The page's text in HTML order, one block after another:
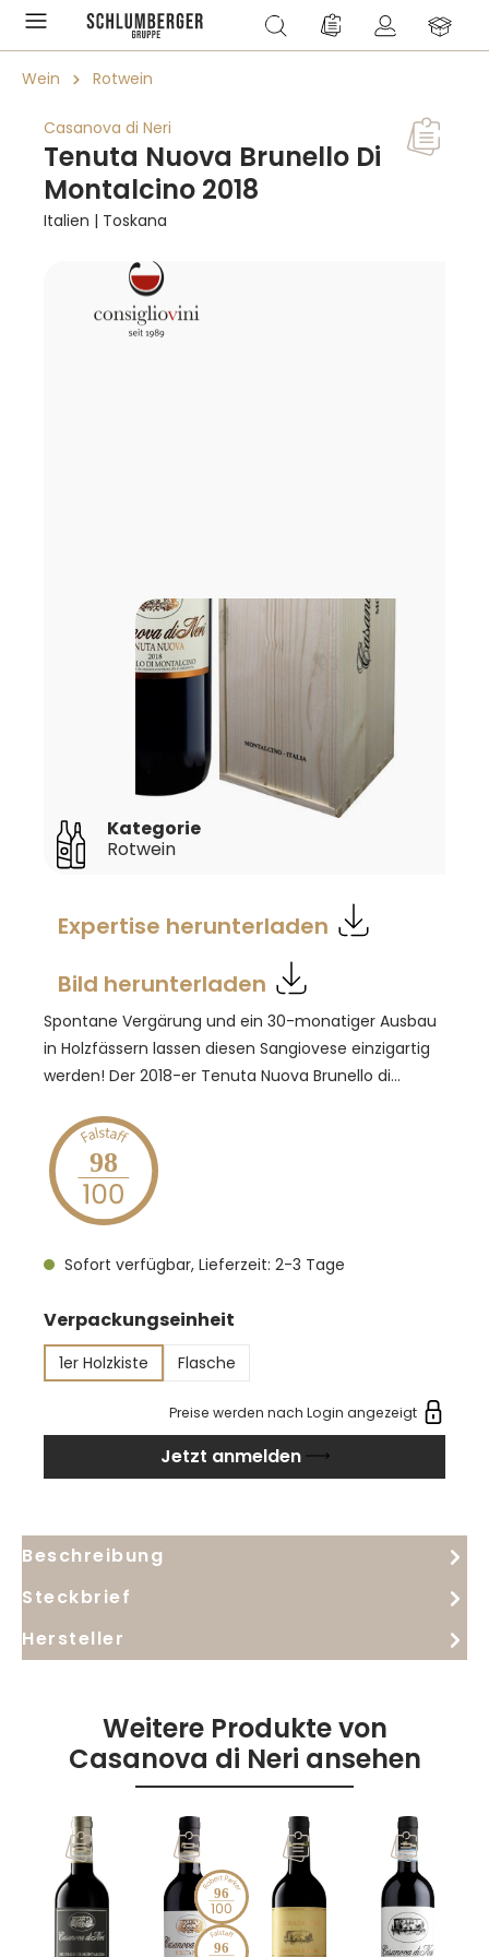
springen Du hast 0 Produkte
Wein Rotwein
Casanova di Neri
Tenuta Nuova Brunello Di
Montalcino 2018
Italien | Toskana
Bildergalerie überspringen
Kategorie
Rotwein
Expertise herunterladen
Bild herunterladen
Spontane Vergärung und ein 30-monatiger Ausbau
in Holzfässern lassen diesen Sangiovese einzigartig
werden! Der 2018-er Tenuta Nuova Brunello di
der Nase zeigen sich Aromen von reifen roten
Früchten, sowie leicht balsamische Anklänge. Am
Gaumen überaus komplex strukturiert, mit Kraft,
Eleganz und einem Hauch von Salzigkeit, was sich
Dieser Wein passt besonders gut zu saftigen
Wildschwein und Steaks.
98
Sofort verfügbar, Lieferzeit: 2-3 Tage
Verpackungseinheit
1er Holzkiste Flasche
Preise werden nach Login angezeigt
Jetzt anmelden
Beschreibung
Steckbrief
Hersteller
Weitere Produkte von
Casanova di Neri ansehen
96
96